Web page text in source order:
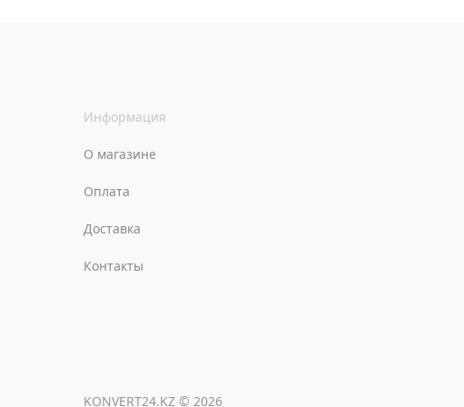
Информация
О магазине
Оплата
Доставка
Контакты
KONVERT24.KZ © 2026